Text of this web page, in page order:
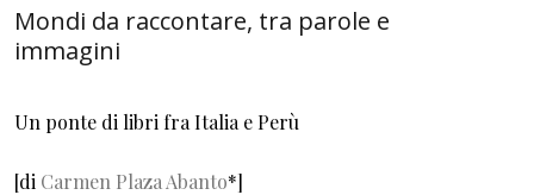
Mondi da raccontare, tra parole e
immagini
Un ponte di libri fra Italia e Perù
[di Carmen Plaza Abanto*]